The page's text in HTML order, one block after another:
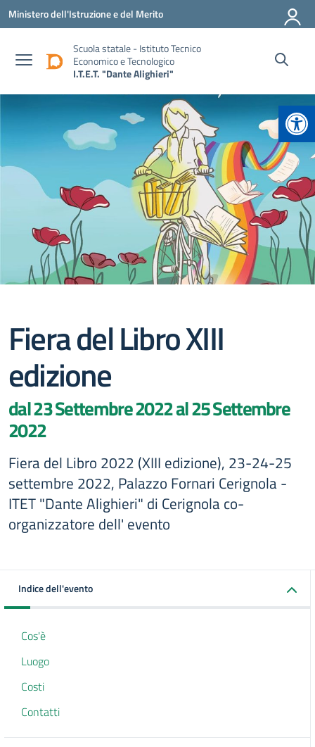
Vai ai contenuti
Vai al menu di navigazione
Vai al footer
Ministero dell'Istruzione e del Merito
Scuola statale - Istituto Tecnico
Economico e Tecnologico
I.T.E.T. "Dante Alighieri"
Fiera del Libro XIII
edizione
dal 23 Settembre 2022 al 25 Settembre
2022
Fiera del Libro 2022 (XIII edizione), 23-24-25
settembre 2022, Palazzo Fornari Cerignola -
ITET "Dante Alighieri" di Cerignola co-
organizzatore dell' evento
Indice dell'evento
Cos'è
Luogo
Costi
Contatti